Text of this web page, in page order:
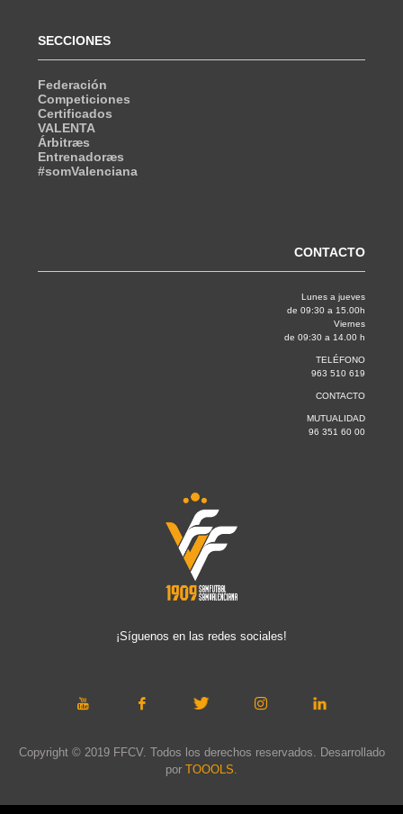
SECCIONES
Federación
Competiciones
Certificados
VALENTA
Árbitræs
Entrenadoræs
#somValenciana
CONTACTO
Lunes a jueves
de 09:30 a 15.00h
Viernes
de 09:30 a 14.00 h
TELÉFONO
963 510 619
CONTACTO
MUTUALIDAD
96 351 60 00
¡Síguenos en las redes sociales!
Copyright © 2019 FFCV. Todos los derechos reservados. Desarrollado
por TOOOLS